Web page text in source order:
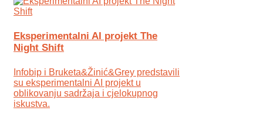
Eksperimentalni AI projekt The
Night Shift
Infobip i Bruketa&Žinić&Grey predstavili
su eksperimentalni AI projekt u
oblikovanju sadržaja i cjelokupnog
iskustva.